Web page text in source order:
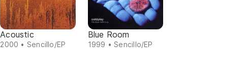
Acoustic
2000 • Sencillo/EP
Blue Room
1999 • Sencillo/EP